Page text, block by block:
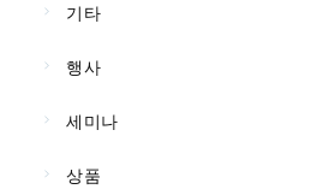
기타
행사
세미나
상품